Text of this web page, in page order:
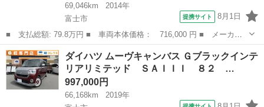
69,046km
2014年
富士市
提携サイト 8月1日
■ 支払総額: 79.8万円 ■ 車両本体価格： 716,000 円 ■ メーカー
名： ダイハツ ■ 車種名： タント ■ グレード名： カスタムＲ
Ｓ トップエディションＳＡ ３４ ナビ・ＴＶ・バックモニター・
両側パワース...
静岡 富士市 タント
ダイハツ ムーヴキャンバス Ｇブラックインテ
リアリミテッド ＳＡＩＩＩ ８２ …
997,000円
66,168km
2019年